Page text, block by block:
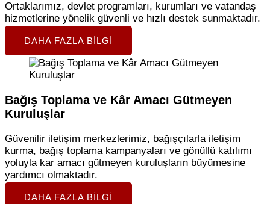
Ortaklarımız, devlet programları, kurumları ve vatandaş
hizmetlerine yönelik güvenli ve hızlı destek sunmaktadır.
DAHA FAZLA BILGI
Bağış Toplama ve Kâr Amacı Gütmeyen
Kuruluşlar
Güvenilir iletişim merkezlerimiz, bağışçılarla iletişim
kurma, bağış toplama kampanyaları ve gönüllü katılımı
yoluyla kar amacı gütmeyen kuruluşların büyümesine
yardımcı olmaktadır.
DAHA FAZLA BILGI